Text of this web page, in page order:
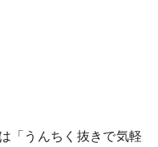
「うんちく抜きで気軽